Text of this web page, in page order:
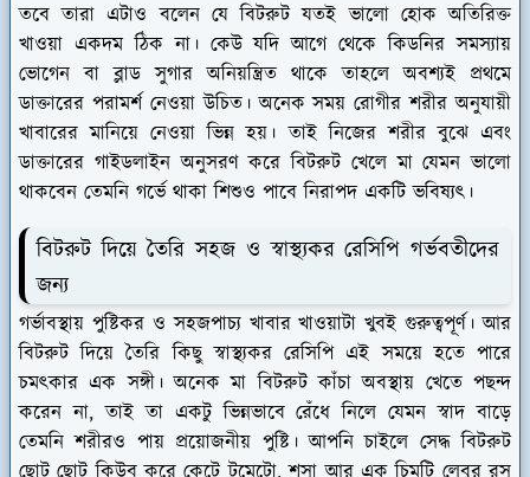
তবে তারা এটাও বলেন যে বিটরুট যতই ভালো হোক অতিরিক্ত
খাওয়া একদম ঠিক না। কেউ যদি আগে থেকে কিডনির সমস্যায়
ভোগেন বা ব্লাড সুগার অনিয়ন্ত্রিত থাকে তাহলে অবশ্যই প্রথমে
ডাক্তারের পরামর্শ নেওয়া উচিত। অনেক সময় রোগীর শরীর অনুযায়ী
খাবারের মানিয়ে নেওয়া ভিন্ন হয়। তাই নিজের শরীর বুঝে এবং
ডাক্তারের গাইডলাইন অনুসরণ করে বিটরুট খেলে মা যেমন ভালো
থাকবেন তেমনি গর্ভে থাকা শিশুও পাবে নিরাপদ একটি ভবিষ্যৎ।
বিটরুট দিয়ে তৈরি সহজ ও স্বাস্থ্যকর রেসিপি গর্ভবতীদের
জন্য
গর্ভাবস্থায় পুষ্টিকর ও সহজপাচ্য খাবার খাওয়াটা খুবই গুরুত্বপূর্ণ। আর
বিটরুট দিয়ে তৈরি কিছু স্বাস্থ্যকর রেসিপি এই সময়ে হতে পারে
চমৎকার এক সঙ্গী। অনেক মা বিটরুট কাঁচা অবস্থায় খেতে পছন্দ
করেন না, তাই তা একটু ভিন্নভাবে রেঁধে নিলে যেমন স্বাদ বাড়ে
তেমনি শরীরও পায় প্রয়োজনীয় পুষ্টি। আপনি চাইলে সেদ্ধ বিটরুট